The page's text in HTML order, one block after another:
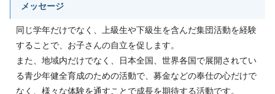
メッセージ
同じ学年だけでなく、上級生や下級生を含んだ集団活動を経験
することで、お子さんの自立を促します。
また、地域内だけでなく、日本全国、世界各国で展開されてい
る青少年健全育成のための活動で、募金などの奉仕の心だけで
なく、様々な体験を通すことで成長を期待する活動です。